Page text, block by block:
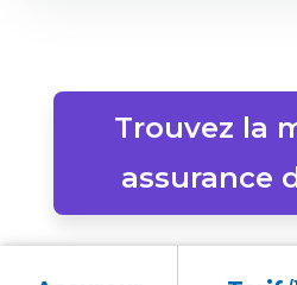
Trouvez la
assurance